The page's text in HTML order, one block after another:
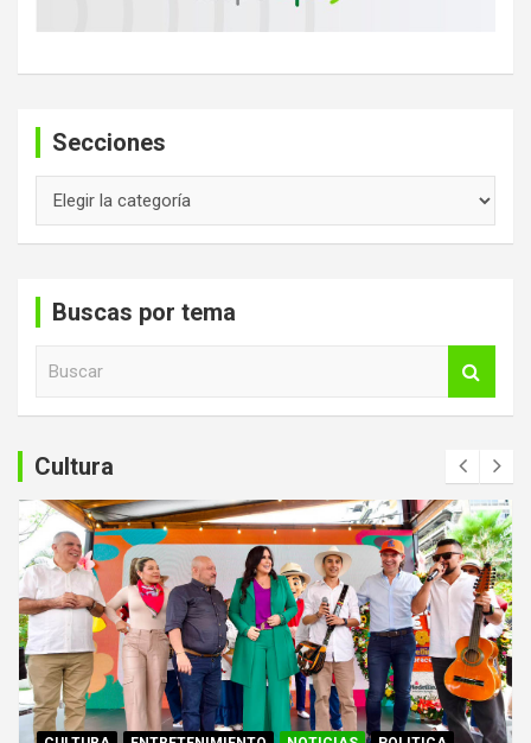
Secciones
Buscas por tema
a
r
Cultura